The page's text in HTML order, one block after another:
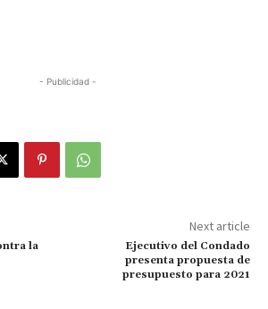
- Publicidad -
la
Next article
Ejecutivo del Condado
presenta propuesta de
presupuesto para 2021